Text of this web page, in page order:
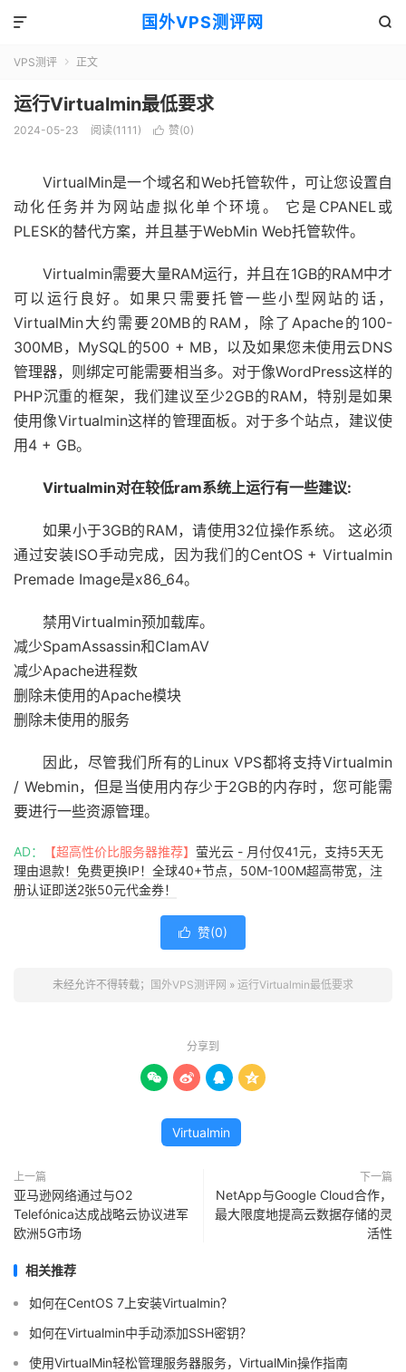
国外VPS测评网 

VPS测评  正文
运行Virtualmin最低要求
2024-05-23 阅读(1111)  赞(0)
VirtualMin是一个域名和Web托管软件，可让您设置自
动化任务并为网站虚拟化单个环境。 它是CPANEL或
PLESK的替代方案，并且基于WebMin Web托管软件。
Virtualmin需要大量RAM运行，并且在1GB的RAM中才
可以运行良好。如果只需要托管一些小型网站的话，
VirtualMin大约需要20MB的RAM，除了Apache的100-
300MB，MySQL的500 + MB，以及如果您未使用云DNS
管理器，则绑定可能需要相当多。对于像WordPress这样的
PHP沉重的框架，我们建议至少2GB的RAM，特别是如果
使用像Virtualmin这样的管理面板。对于多个站点，建议使
用4 + GB。
Virtualmin对在较低ram系统上运行有一些建议:
如果小于3GB的RAM，请使用32位操作系统。 这必须
通过安装ISO手动完成，因为我们的CentOS + Virtualmin
Premade Image是x86_64。
禁用Virtualmin预加载库。
减少SpamAssassin和ClamAV
减少Apache进程数
删除未使用的Apache模块
删除未使用的服务
因此，尽管我们所有的Linux VPS都将支持Virtualmin
/ Webmin，但是当使用内存少于2GB的内存时，您可能需
要进行一些资源管理。
AD： 【超高性价比服务器推荐】 萤光云 - 月付仅41元，支持5天无
理由退款！免费更换IP！全球40+节点，50M-100M超高带宽，注
册认证即送2张50元代金券！
 赞(0)
未经允许不得转载； 国外VPS测评网 » 运行Virtualmin最低要求
分享到
   
Virtualmin
上一篇
亚马逊网络通过与O2
Telefónica达成战略云协议进军
欧洲5G市场
下一篇
NetApp与Google Cloud合作，
最大限度地提高云数据存储的灵
活性
相关推荐
如何在CentOS 7上安装Virtualmin？
如何在Virtualmin中手动添加SSH密钥？
使用VirtualMin轻松管理服务器服务，VirtualMin操作指南